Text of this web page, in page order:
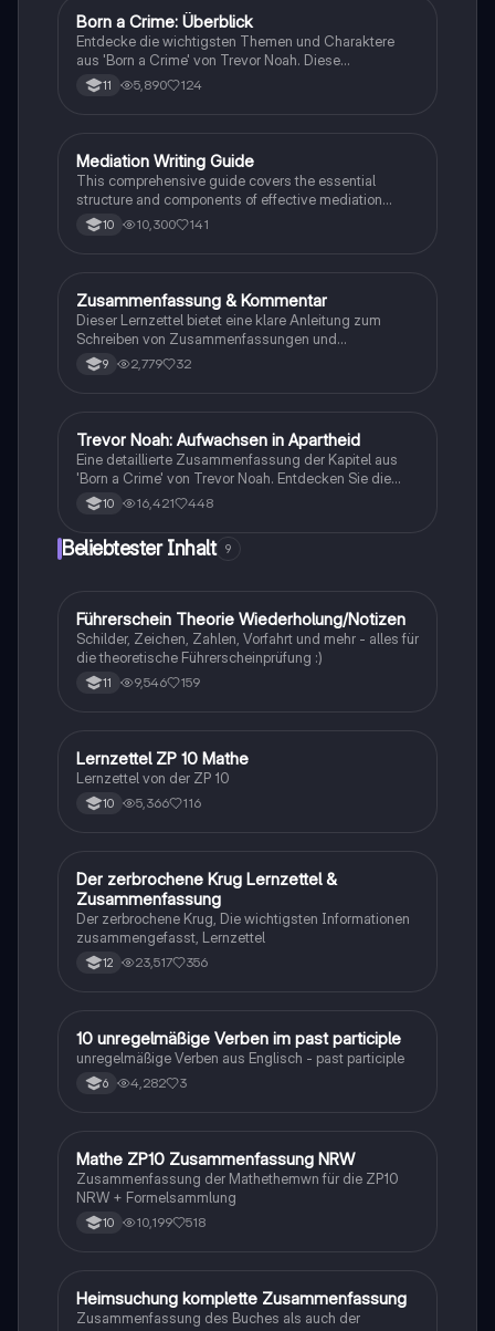
Schreiben von E-Mails.
Englisch
Born a Crime: Überblick
Entdecke die wichtigsten Themen und Charaktere
aus 'Born a Crime' von Trevor Noah. Diese
Zusammenfassung bietet einen tiefen Einblick in die
Erlebnisse während der Apartheid und die
Studierende, die sich mit Rassentrennung und
persönlichen Geschichten auseinandersetzen
möchten.
11 5,890 124
Englisch
Mediation Writing Guide
This comprehensive guide covers the essential
structure and components of effective mediation
writing, including greetings, introductions, main parts,
and conclusions. Learn how to craft emails, blog
English mediation skills.
10 10,300 141
Englisch
Zusammenfassung & Kommentar
Dieser Lernzettel bietet eine klare Anleitung zum
Schreiben von Zusammenfassungen und
Kommentaren im Fach Englisch. Er umfasst die
Struktur, wichtige Hinweise und nützliche Vokabeln,
verbessern möchten.
9 2,779 32
Englisch
Trevor Noah: Aufwachsen in Apartheid
Eine detaillierte Zusammenfassung der Kapitel aus
'Born a Crime' von Trevor Noah. Entdecken Sie die
Herausforderungen und Erfahrungen, die Trevor als
Kind einer gemischtrassigen Familie in Südafrika
während der Apartheid durchlebt hat. Diese
Zusammenfassung beleuchtet zentrale Themen wie
historischen Kontexten des Buches
auseinandersetzen möchten.
10 16,421 448
Beliebtester Inhalt 9
Lerntipps
Führerschein Theorie Wiederholung/Notizen
Schilder, Zeichen, Zahlen, Vorfahrt und mehr - alles für
die theoretische Führerscheinprüfung :)
11 9,546 159
Mathe
Lernzettel ZP 10 Mathe
Lernzettel von der ZP 10
10 5,366 116
Deutsch
Der zerbrochene Krug Lernzettel &
Zusammenfassung
Der zerbrochene Krug, Die wichtigsten Informationen
zusammengefasst, Lernzettel
12 23,517 356
1 Englisch
10 unregelmäßige Verben im past participle
unregelmäßige Verben aus Englisch - past participle
6 4,282 3
Mathe
Mathe ZP10 Zusammenfassung NRW
Zusammenfassung der Mathethemwn für die ZP10
NRW + Formelsammlung
10 10,199 518
Deutsch
Heimsuchung komplette Zusammenfassung
Zusammenfassung des Buches als auch der